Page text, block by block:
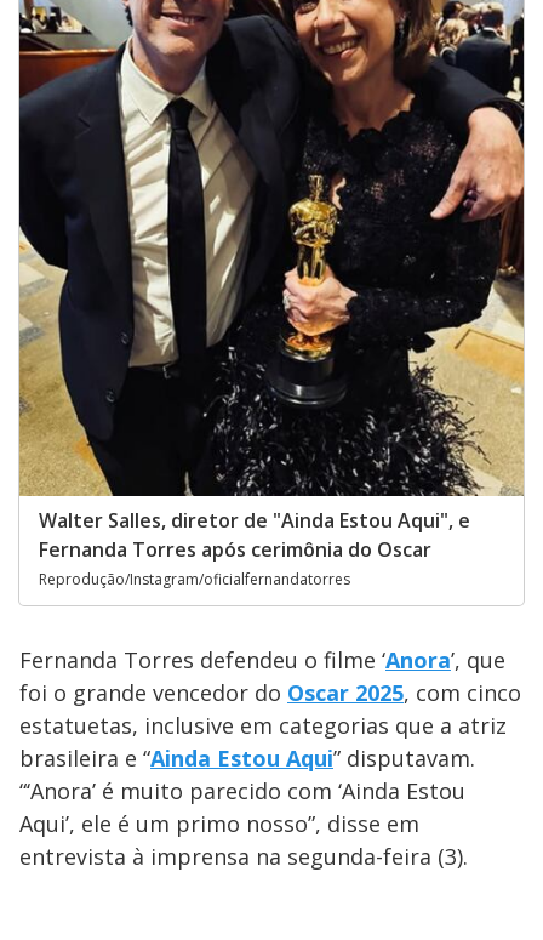
Walter Salles, diretor de "Ainda Estou Aqui", e
Fernanda Torres após cerimônia do Oscar
Reprodução/Instagram/oficialfernandatorres
Fernanda Torres defendeu o filme ‘Anora’, que
foi o grande vencedor do Oscar 2025, com cinco
estatuetas, inclusive em categorias que a atriz
brasileira e “Ainda Estou Aqui” disputavam.
“‘Anora’ é muito parecido com ‘Ainda Estou
Aqui’, ele é um primo nosso”, disse em
entrevista à imprensa na segunda-feira (3).